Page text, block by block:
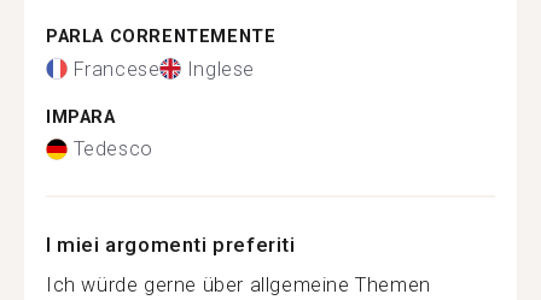
PARLA CORRENTEMENTE
Francese Inglese
IMPARA
Tedesco
I miei argomenti preferiti
Ich würde gerne über allgemeine Themen